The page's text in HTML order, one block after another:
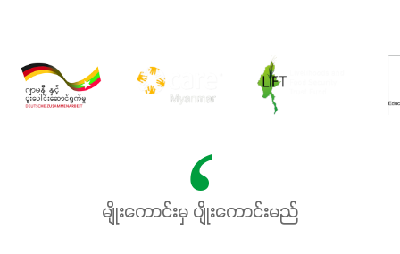
မျိုးကောင်းမှ ပျိုးကောင်းမည်